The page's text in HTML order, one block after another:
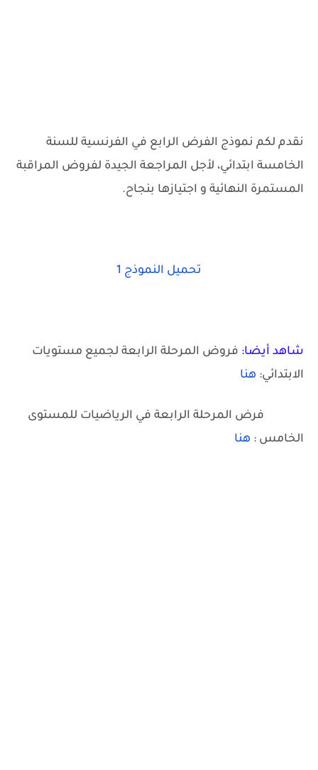
نقدم لكم نموذج الفرض الرابع في الفرنسية للسنة
الخامسة ابتدائي، لأجل المراجعة الجيدة لفروض المراقبة
المستمرة النهائية و اجتيازها بنجاح.
تحميل النموذج 1
شاهد أيضا: فروض المرحلة الرابعة لجميع مستويات
الابتدائي: هنا
فرض المرحلة الرابعة في الرياضيات للمستوى
الخامس : هنا